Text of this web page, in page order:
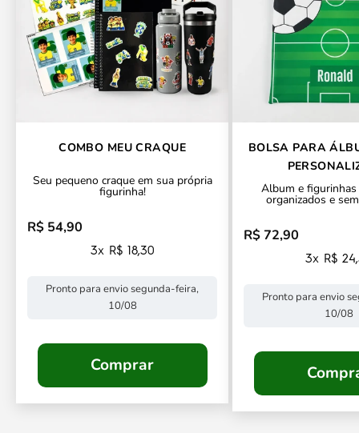
COMBO MEU CRAQUE
Seu pequeno craque em sua própria
figurinha!
Preço promocional
R$ 54,90
3x R$ 18,30
Pronto para envio segunda-feira,
10/08
Comprar
BOLSA PARA
Álbum e
organizados e
Preço promocional
R$ 72,90
3x R$
Pronto para envio
10/08